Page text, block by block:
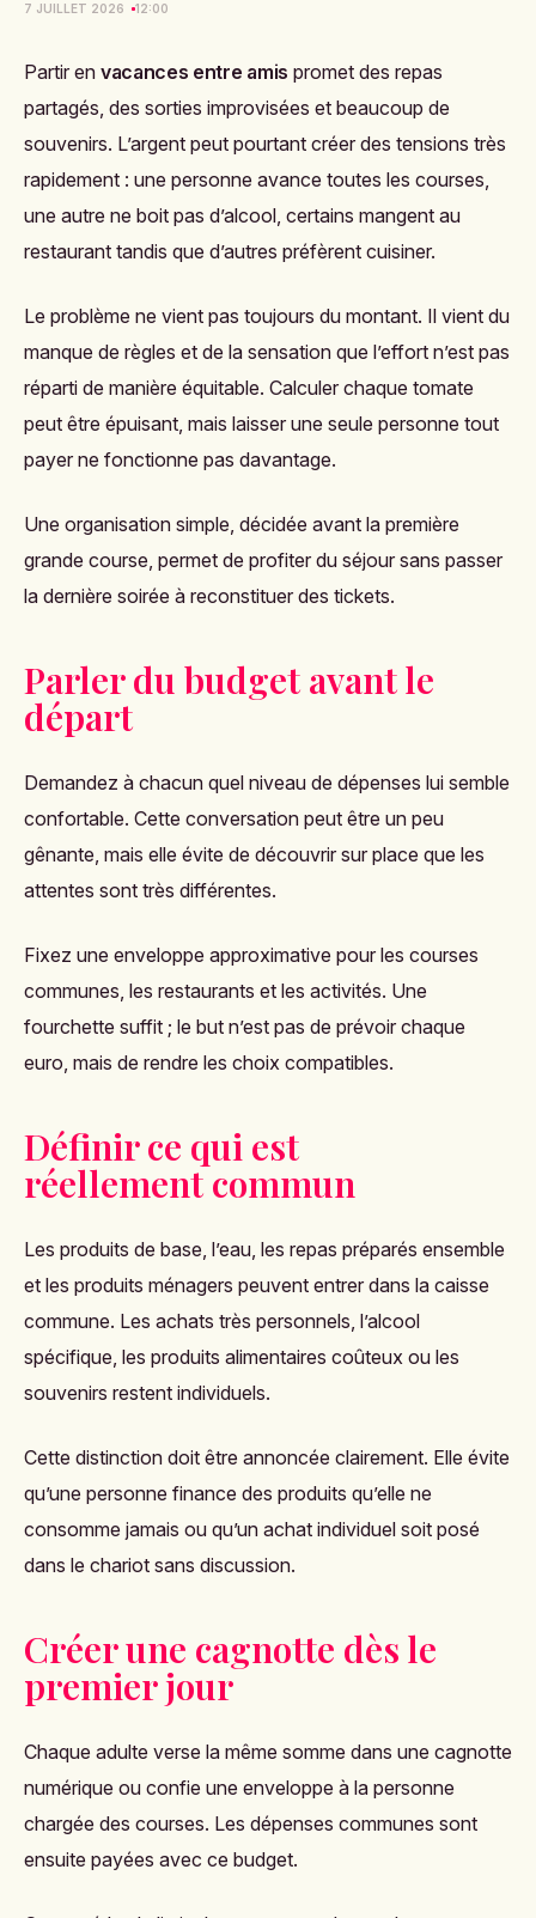
7 JUILLET 2026
12:00
Partir en vacances entre amis promet des repas
partagés, des sorties improvisées et beaucoup de
souvenirs. L’argent peut pourtant créer des tensions très
rapidement : une personne avance toutes les courses,
une autre ne boit pas d’alcool, certains mangent au
restaurant tandis que d’autres préfèrent cuisiner.
Le problème ne vient pas toujours du montant. Il vient du
manque de règles et de la sensation que l’effort n’est pas
réparti de manière équitable. Calculer chaque tomate
peut être épuisant, mais laisser une seule personne tout
payer ne fonctionne pas davantage.
Une organisation simple, décidée avant la première
grande course, permet de profiter du séjour sans passer
la dernière soirée à reconstituer des tickets.
Parler du budget avant le
départ
Demandez à chacun quel niveau de dépenses lui semble
confortable. Cette conversation peut être un peu
gênante, mais elle évite de découvrir sur place que les
attentes sont très différentes.
Fixez une enveloppe approximative pour les courses
communes, les restaurants et les activités. Une
fourchette suffit ; le but n’est pas de prévoir chaque
euro, mais de rendre les choix compatibles.
Définir ce qui est
réellement commun
Les produits de base, l’eau, les repas préparés ensemble
et les produits ménagers peuvent entrer dans la caisse
commune. Les achats très personnels, l’alcool
spécifique, les produits alimentaires coûteux ou les
souvenirs restent individuels.
Cette distinction doit être annoncée clairement. Elle évite
qu’une personne finance des produits qu’elle ne
consomme jamais ou qu’un achat individuel soit posé
dans le chariot sans discussion.
Créer une cagnotte dès le
premier jour
Chaque adulte verse la même somme dans une cagnotte
numérique ou confie une enveloppe à la personne
chargée des courses. Les dépenses communes sont
ensuite payées avec ce budget.